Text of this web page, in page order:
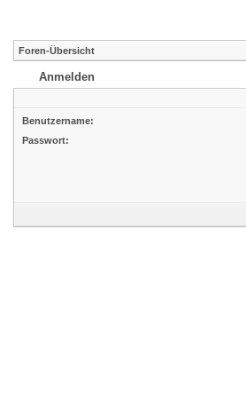
Foren-Übersicht
Anmelden
Benutzername:
Passwort: